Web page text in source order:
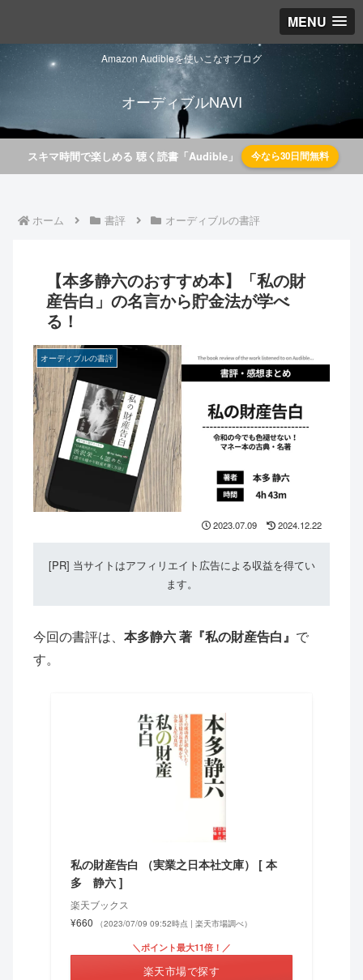
MENU
Amazon Audibleを使いこなすブログ
オーディブルNAVI
スキマ時間で楽しめる 聴く読書「Audible」 今なら30日間無料
ホーム 書評 オーディブルの書評
【本多静六のおすすめ本】「私の財
産告白」の名言から貯金法が学べ
る！
オーディブルの書評
2023.07.09 2024.12.22
[PR] 当サイトはアフィリエイト広告による収益を得てい
ます。
今回の書評は、 本多静六 著『私の財産告白』 で
す。
私の財産告白 （実業之日本社文庫） [ 本
多 静六 ]
楽天ブックス
¥660
（2023/07/09 09:52時点 | 楽天市場調べ）
＼ポイント最大11倍！／
楽天市場で探す